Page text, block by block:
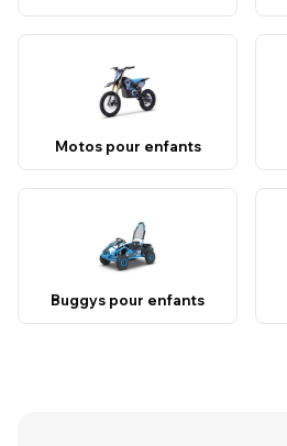
Motos pour enfants
Buggys pour enfants